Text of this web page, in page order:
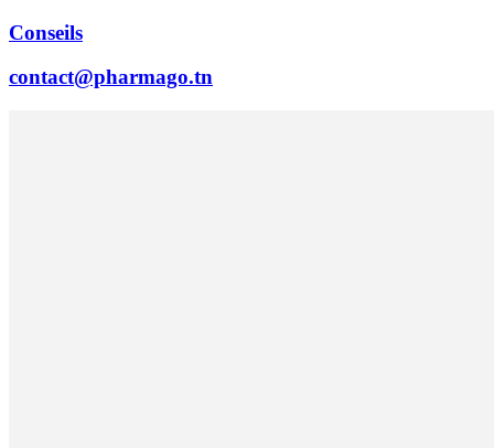
Conseils
contact@pharmago.tn